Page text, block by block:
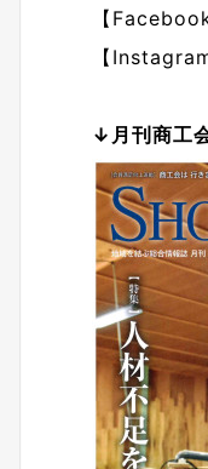
【Facebook
【
↓月刊商工